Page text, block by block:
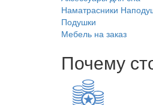
Наматрасники
Подушки
Мебель на заказ
Почему